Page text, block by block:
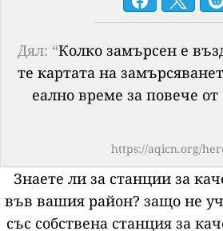
Дял: “Колко замърсен е
те картата на
еално време за повече
https://aqicn.org/
Знаете ли за станции за
във вашия район? защо не
със собствена станция за